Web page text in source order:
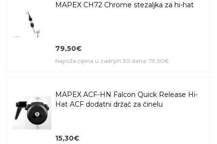
MAPEX CH72 Chrome stezaljka za hi-hat
79,50€
Najniža cijena u zadnjih 30 dana: 79,50€
MAPEX ACF-HN Falcon Quick Release Hi-
Hat ACF dodatni držač za činelu
15,30€